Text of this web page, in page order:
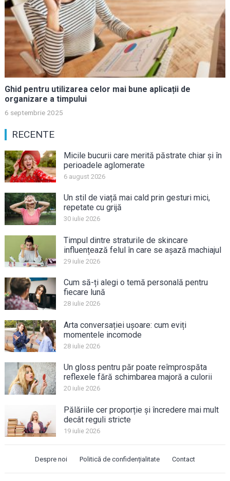
Ghid pentru utilizarea celor mai bune aplicații de
organizare a timpului
6 septembrie 2025
RECENTE
Micile bucurii care merită păstrate chiar și în
perioadele aglomerate
6 august 2026
Un stil de viață mai cald prin gesturi mici,
repetate cu grijă
30 iulie 2026
Timpul dintre straturile de skincare
influențează felul în care se așază machiajul
29 iulie 2026
Cum să-ți alegi o temă personală pentru
fiecare lună
28 iulie 2026
Arta conversației ușoare: cum eviți
momentele incomode
28 iulie 2026
Un gloss pentru păr poate reîmprospăta
reflexele fără schimbarea majoră a culorii
20 iulie 2026
Pălăriile cer proporție și încredere mai mult
decât reguli stricte
19 iulie 2026
Despre noi Politică de confidențialitate Contact